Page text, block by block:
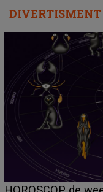
DIVERTISMENT